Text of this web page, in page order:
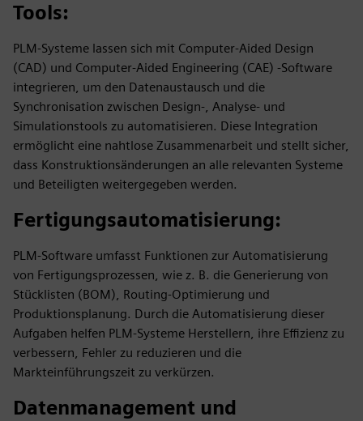
Tools:
PLM-Systeme lassen sich mit Computer-Aided Design
(CAD) und Computer-Aided Engineering (CAE) -Software
integrieren, um den Datenaustausch und die
Synchronisation zwischen Design-, Analyse- und
Simulationstools zu automatisieren. Diese Integration
ermöglicht eine nahtlose Zusammenarbeit und stellt sicher,
dass Konstruktionsänderungen an alle relevanten Systeme
und Beteiligten weitergegeben werden.
Fertigungsautomatisierung:
PLM-Software umfasst Funktionen zur Automatisierung
von Fertigungsprozessen, wie z. B. die Generierung von
Stücklisten (BOM), Routing-Optimierung und
Produktionsplanung. Durch die Automatisierung dieser
Aufgaben helfen PLM-Systeme Herstellern, ihre Effizienz zu
verbessern, Fehler zu reduzieren und die
Markteinführungszeit zu verkürzen.
Datenmanagement und